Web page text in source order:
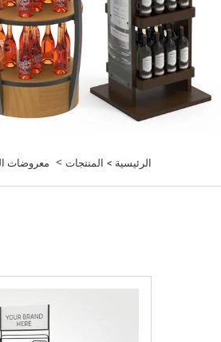
الرئيسية > المنتجات > معروضات